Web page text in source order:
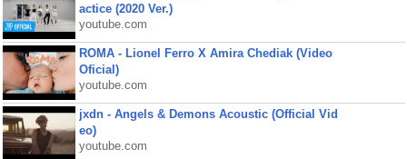
actice (2020 Ver.)
youtube.com
ROMA - Lionel Ferro X Amira Chediak (Video
Oficial)
youtube.com
jxdn - Angels & Demons Acoustic (Official Vid
eo)
youtube.com